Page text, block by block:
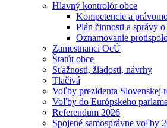
Hlavný kontrolór obce
Kompetencie a
Plán činnosti a správy
Oznamovanie
Zamestnanci OcÚ
Štatút obce
Sťažnosti, žiadosti, návrhy
Tlačivá
Voľby prezidenta Slovenskej
Voľby do Európskeho
Referendum 2026
Spojené samosprávne voľby